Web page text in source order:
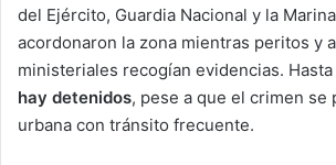
del Ejército, Guardia Nacional y la
acordonaron la zona mientras peritos y
ministeriales recogían evidencias.
hay detenidos, pese a que el crimen se
urbana con tránsito frecuente.